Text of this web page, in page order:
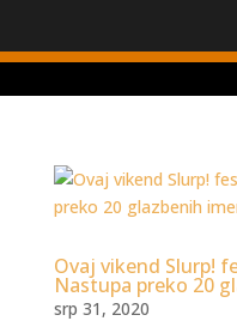
Ovaj vikend Slurp!
Nastupa preko 20
srp 31, 2020